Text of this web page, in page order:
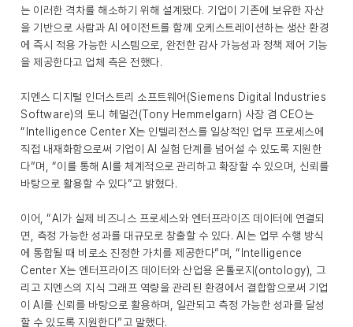
는 이러한 격차를 해소하기 위해 설계됐다. 기업이 기존에 보유한 자산
을 기반으로 사람과 AI 에이전트를 함께 오케스트레이션하는 생산 환경
에 즉시 적용 가능한 시스템으로, 완전한 감사 가능성과 정책 제어 기능
을 제공한다고 업체 측은 전했다.
지멘스 디지털 인더스트리 소프트웨어(Siemens Digital Industries
Software)의 토니 헤멀건(Tony Hemmelgarn) 사장 겸 CEO는
“Intelligence Center X는 인텔리전스를 일상적인 업무 프로세스에
직접 내재화함으로써 기업이 AI 실험 단계를 넘어설 수 있도록 지원한
다”며, “이를 통해 AI를 체계적으로 관리하고 확장할 수 있으며, 신뢰를
바탕으로 활용할 수 있다”고 밝혔다.
이어, “AI가 실제 비즈니스 프로세스와 엔터프라이즈 데이터에 연결되
면, 측정 가능한 성과를 대규모로 창출할 수 있다. AI는 업무 수행 방식
에 통합될 때 비로소 진정한 가치를 제공한다”며, “Intelligence
Center X는 엔터프라이즈 데이터와 산업용 온톨로지(ontology), 그
리고 지멘스의 지식 그래프 역량을 관리된 환경에서 결합함으로써 기업
이 AI를 신뢰를 바탕으로 활용하며, 일관되고 측정 가능한 성과를 달성
할 수 있도록 지원한다”고 말했다.